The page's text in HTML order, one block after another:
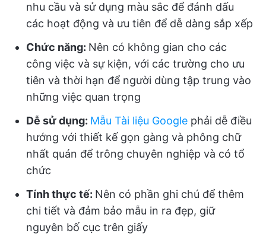
nhu cầu và sử dụng màu sắc để đánh dấu
các hoạt động và ưu tiên để dễ dàng sắp xếp
Chức năng: Nên có không gian cho các
công việc và sự kiện, với các trường cho ưu
tiên và thời hạn để người dùng tập trung vào
những việc quan trọng
Dễ sử dụng: Mẫu Tài liệu Google phải dễ điều
hướng với thiết kế gọn gàng và phông chữ
nhất quán để trông chuyên nghiệp và có tổ
chức
Tính thực tế: Nên có phần ghi chú để thêm
chi tiết và đảm bảo mẫu in ra đẹp, giữ
nguyên bố cục trên giấy